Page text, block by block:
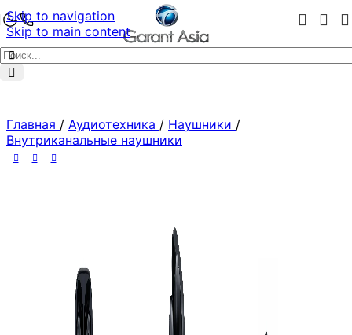
Skip to navigation
Skip to main content
Главная / Аудиотехника / Наушники /
Внутриканальные наушники